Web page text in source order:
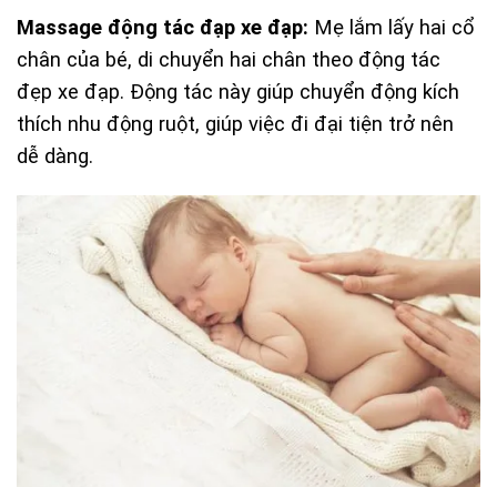
Massage động tác đạp xe đạp: Mẹ lắm lấy hai cổ
chân của bé, di chuyển hai chân theo động tác
đẹp xe đạp. Động tác này giúp chuyển động kích
thích nhu động ruột, giúp việc đi đại tiện trở nên
dễ dàng.